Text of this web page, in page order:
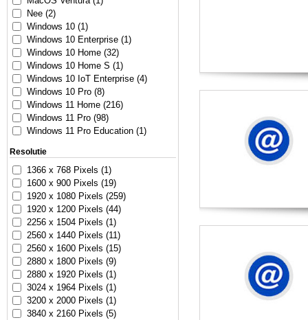
Nee (2)
Windows 10 (1)
Windows 10 Enterprise (1)
Windows 10 Home (32)
Windows 10 Home S (1)
Windows 10 IoT Enterprise (4)
Windows 10 Pro (8)
Windows 11 Home (216)
Windows 11 Pro (98)
Windows 11 Pro Education (1)
Resolutie
1366 x 768 Pixels (1)
1600 x 900 Pixels (19)
1920 x 1080 Pixels (259)
1920 x 1200 Pixels (44)
2256 x 1504 Pixels (1)
2560 x 1440 Pixels (11)
2560 x 1600 Pixels (15)
2880 x 1800 Pixels (9)
2880 x 1920 Pixels (1)
3024 x 1964 Pixels (1)
3200 x 2000 Pixels (1)
3840 x 2160 Pixels (5)